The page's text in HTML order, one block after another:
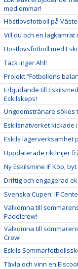
medlemmar!
Höstlovsfotboll på
Vill du och en lagkamrat
Höstlovsfotboll med
Tack Inger Ahl!
Projekt ”Fotbollens
Erbjudande till
Eskilskeps!
Ungdomstränare sökes
Eskilsnätverket kickade
Eskils lägerverksamhet
Uppdaterade riktlinjer
Ny Eskilsmine IF Köp,
Driftig och engagerad
Svenska Cupen: IF
Välkomna till
Padelcrew!
Välkomna till
Crew!
Eskils
Tävla och vinn en